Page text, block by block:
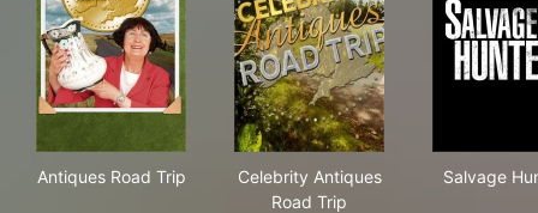
Antiques Road Trip
Celebrity Antiques
Road Trip
Salvage